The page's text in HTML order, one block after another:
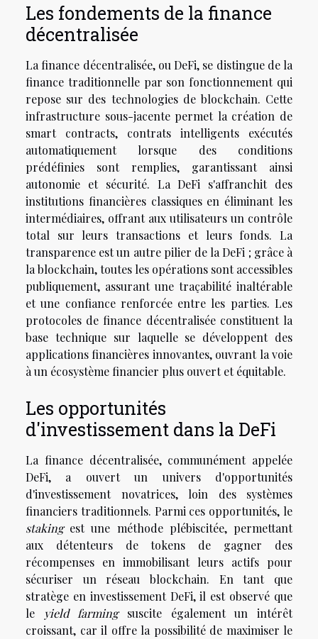
Les fondements de la finance
décentralisée
La finance décentralisée, ou DeFi, se distingue de la
finance traditionnelle par son fonctionnement qui
repose sur des technologies de blockchain. Cette
infrastructure sous-jacente permet la création de
smart contracts, contrats intelligents exécutés
automatiquement lorsque des conditions
prédéfinies sont remplies, garantissant ainsi
autonomie et sécurité. La DeFi s'affranchit des
institutions financières classiques en éliminant les
intermédiaires, offrant aux utilisateurs un contrôle
total sur leurs transactions et leurs fonds. La
transparence est un autre pilier de la DeFi ; grâce à
la blockchain, toutes les opérations sont accessibles
publiquement, assurant une traçabilité inaltérable
et une confiance renforcée entre les parties. Les
protocoles de finance décentralisée constituent la
base technique sur laquelle se développent des
applications financières innovantes, ouvrant la voie
à un écosystème financier plus ouvert et équitable.
Les opportunités
d'investissement dans la DeFi
La finance décentralisée, communément appelée
DeFi, a ouvert un univers d'opportunités
d'investissement novatrices, loin des systèmes
financiers traditionnels. Parmi ces opportunités, le
stakingest une méthode plébiscitée, permettant
aux détenteurs de tokens de gagner des
récompenses en immobilisant leurs actifs pour
sécuriser un réseau blockchain. En tant que
stratège en investissement DeFi, il est observé que
le
yield farmingsuscite également un intérêt
croissant, car il offre la possibilité de maximiser le